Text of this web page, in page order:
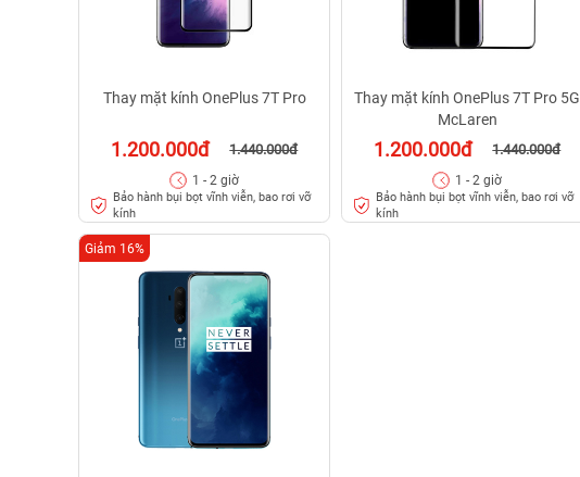
Thay mặt kính OnePlus 7T Pro
1.200.000đ 1.440.000đ
1 - 2 giờ
Bảo hành bụi bọt vĩnh viễn, bao rơi vỡ
kính
Thay mặt kính OnePlus 7T Pro 5G
McLaren
1.200.000đ 1.440.000đ
1 - 2 giờ
Bảo hành bụi bọt vĩnh viễn, bao rơi vỡ
kính
Giảm 16%